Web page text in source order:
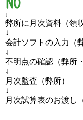
↓
弊所に月次資料（領
↓
会計ソフトの入力（
↓
不明点の確認（弊所
↓
月次監査（弊所）
↓
月次試算表のお渡し